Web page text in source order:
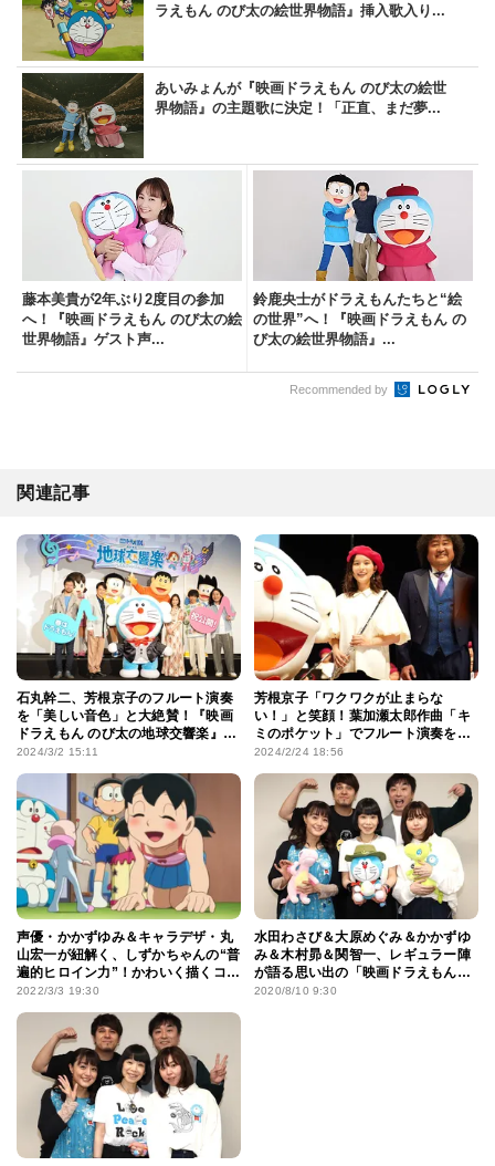
ラえもん のび太の絵世界物語』挿入歌入り...
あいみょんが『映画ドラえもん のび太の絵世
界物語』の主題歌に決定！「正直、まだ夢...
藤本美貴が2年ぶり2度目の参加
へ！『映画ドラえもん のび太の絵
世界物語』ゲスト声...
鈴鹿央士がドラえもんたちと“絵
の世界”へ！『映画ドラえもん の
び太の絵世界物語』...
Recommended by
関連記事
石丸幹二、芳根京子のフルート演奏
を「美しい音色」と大絶賛！『映画
ドラえもん のび太の地球交響楽』公
開記念舞台挨拶で「挑戦したくなっ
2024/3/2 15:11
芳根京子「ワクワクが止まらな
い！」と笑顔！葉加瀬太郎作曲「キ
ミのポケット」でフルート演奏を披
露
2024/2/24 18:56
声優・かかずゆみ＆キャラデザ・丸
山宏一が紐解く、しずかちゃんの“普
遍的ヒロイン力”！かわいく描くコツ
も伝授
2022/3/3 19:30
水田わさび＆大原めぐみ＆かかずゆ
み＆木村昴＆関智一、レギュラー陣
が語る思い出の「映画ドラえもん」
は？
2020/8/10 9:30